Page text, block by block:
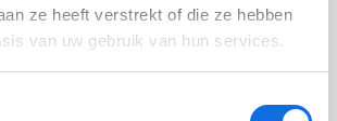
ze heeft verstrekt of die ze hebben
van uw gebruik van hun services.
als cognitieve empathie van
iedereen heeft het potentieel om
beïnvloed door factoren zoals